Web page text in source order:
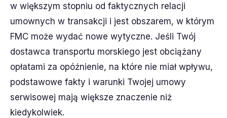
w większym stopniu od faktycznych relacji
umownych w transakcji i jest obszarem, w którym
FMC może wydać nowe wytyczne. Jeśli Twój
dostawca transportu morskiego jest obciążany
opłatami za opóźnienie, na które nie miał wpływu,
podstawowe fakty i warunki Twojej umowy
serwisowej mają większe znaczenie niż
kiedykolwiek.